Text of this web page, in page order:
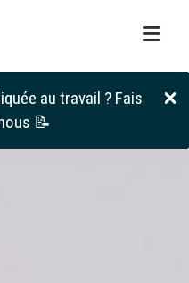
au travail ? Fais
📝